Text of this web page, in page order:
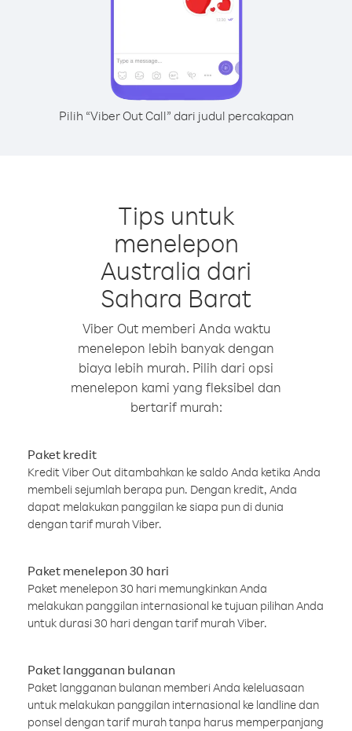
Pilih “Viber Out Call” dari judul percakapan
Tips untuk
menelepon
Australia dari
Sahara Barat
Viber Out memberi Anda waktu
menelepon lebih banyak dengan
biaya lebih murah. Pilih dari opsi
menelepon kami yang fleksibel dan
bertarif murah:
Paket kredit
Kredit Viber Out ditambahkan ke saldo Anda ketika Anda
membeli sejumlah berapa pun. Dengan kredit, Anda
dapat melakukan panggilan ke siapa pun di dunia
dengan tarif murah Viber.
Paket menelepon 30 hari
Paket menelepon 30 hari memungkinkan Anda
melakukan panggilan internasional ke tujuan pilihan Anda
untuk durasi 30 hari dengan tarif murah Viber.
Paket langganan bulanan
Paket langganan bulanan memberi Anda keleluasaan
untuk melakukan panggilan internasional ke landline dan
ponsel dengan tarif murah tanpa harus memperpanjang